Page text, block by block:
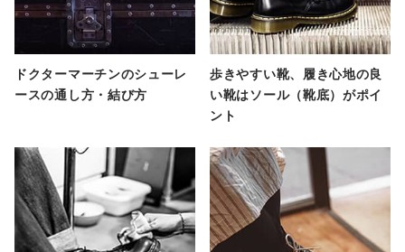
11,000円以上で送料無料・サイズ交換無料
ドクターマーチンのシューレ
ースの通し方・結び方
歩きやすい靴、履き心地の良
い靴はソール（靴底）がポイ
ント